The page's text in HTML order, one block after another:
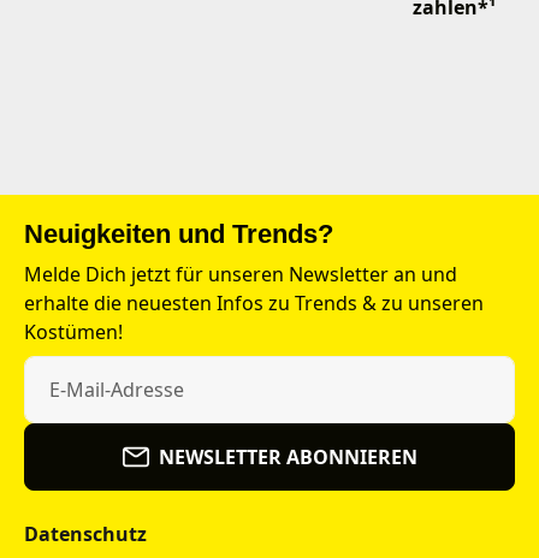
zahlen*¹
Neuigkeiten und Trends?
Melde Dich jetzt für unseren Newsletter an und
erhalte die neuesten Infos zu Trends & zu unseren
Kostümen!
NEWSLETTER ABONNIEREN
Datenschutz